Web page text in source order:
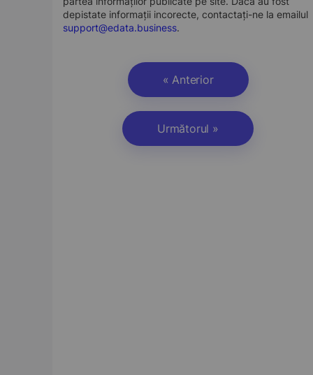
depistate informații incorecte, contactați-ne la emailul
support@edata.business.
« Anterior
Următorul »